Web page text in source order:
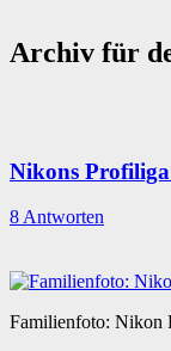
Archiv für
Nikons
8 Antworten
Familienfoto: Nikon